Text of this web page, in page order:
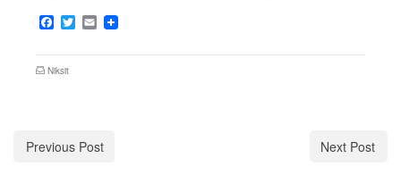
Facebook
Twitter
Email
Niksit
Previous Post Next Post